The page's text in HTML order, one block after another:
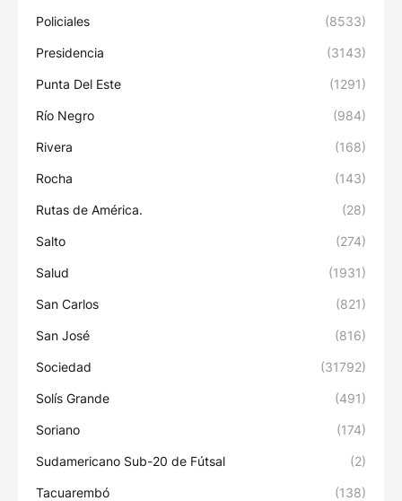
Policiales (8533)
Presidencia (3143)
Punta Del Este (1291)
Río Negro (984)
Rivera (168)
Rocha (143)
Rutas de América. (28)
Salto (274)
Salud (1931)
San Carlos (821)
San José (816)
Sociedad (31792)
Solís Grande (491)
Soriano (174)
Sudamericano Sub-20 de Fútsal (2)
Tacuarembó (138)